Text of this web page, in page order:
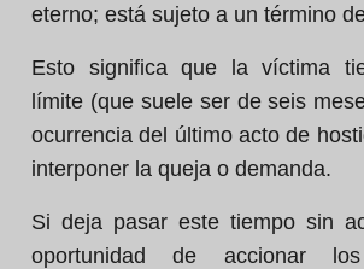
eterno; está sujeto a un término
Esto significa que la víctima
límite (que suele ser de seis
ocurrencia del último acto de
interponer la queja o demanda.
Si deja pasar este tiempo sin
oportunidad de accionar los